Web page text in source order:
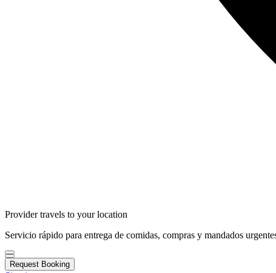
Provider travels to your location
Servicio rápido para entrega de comidas, compras y mandados
Request Booking